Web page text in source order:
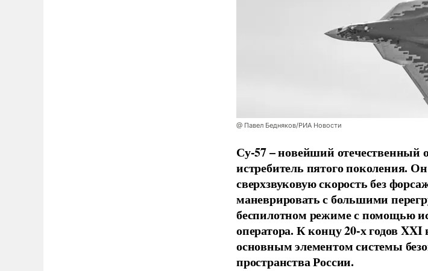
@ Павел Бедняков/РИА Новости
Су-57 – новейший отечественный
истребитель пятого поколения.
сверхзвуковую скорость без
маневрировать с большими
беспилотном режиме с помощью
оператора. К концу 20-х годов XXI
основным элементом системы
пространства России.